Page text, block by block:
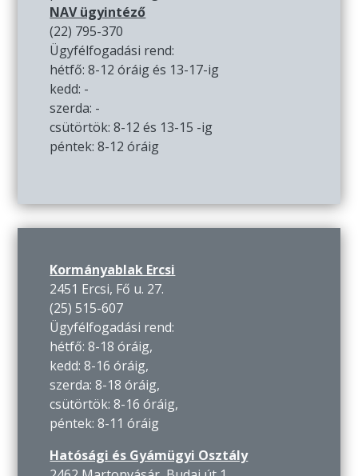
NAV ügyintéző
(22) 795-370
Ügyfélfogadási rend:
hétfő: 8-12 óráig és 13-17-ig
kedd: -
szerda: -
csütörtök: 8-12 és 13-15 -ig
péntek: 8-12 óráig
Kormányablak Ercsi
2451 Ercsi, Fő u. 27.
(25) 515-607
Ügyfélfogadási rend:
hétfő: 8-18 óráig,
kedd: 8-16 óráig,
szerda: 8-18 óráig,
csütörtök: 8-16 óráig,
péntek: 8-11 óráig
Hatósági és Gyámügyi Osztály